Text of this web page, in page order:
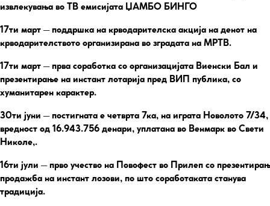
извлекувања во ТВ емисијата ЏАМБО БИНГО
17ти март– поддршка на крводарителска акција на денот на
крводарителството организирана во зградата на МРТВ.
17ти март– прва соработка со организацијата Виенски Бал и
презентирање на инстант лотарија пред ВИП публика, со
хуманитарен карактер.
30ти јуни – постигната е четврта 7ка, на играта Новолото 7/34,
вредност од 16.943.756 денари, уплатана во Венмарк во Свети
Николе,.
16ти јули – прво учество на Повофест во Прилеп со
продажба на инстант лозови, по што соработаката станува
традиција.